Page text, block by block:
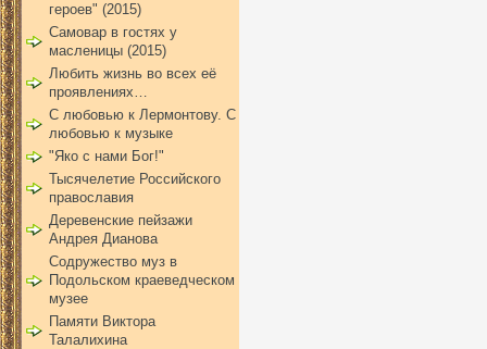
героев" (2015)
Самовар в гостях у
масленицы (2015)
Любить жизнь во всех её
проявлениях…
С любовью к Лермонтову. С
любовью к музыке
"Яко с нами Бог!"
Тысячелетие Российского
православия
Деревенские пейзажи
Андрея Дианова
Содружество муз в
Подольском краеведческом
музее
Памяти Виктора
Талалихина